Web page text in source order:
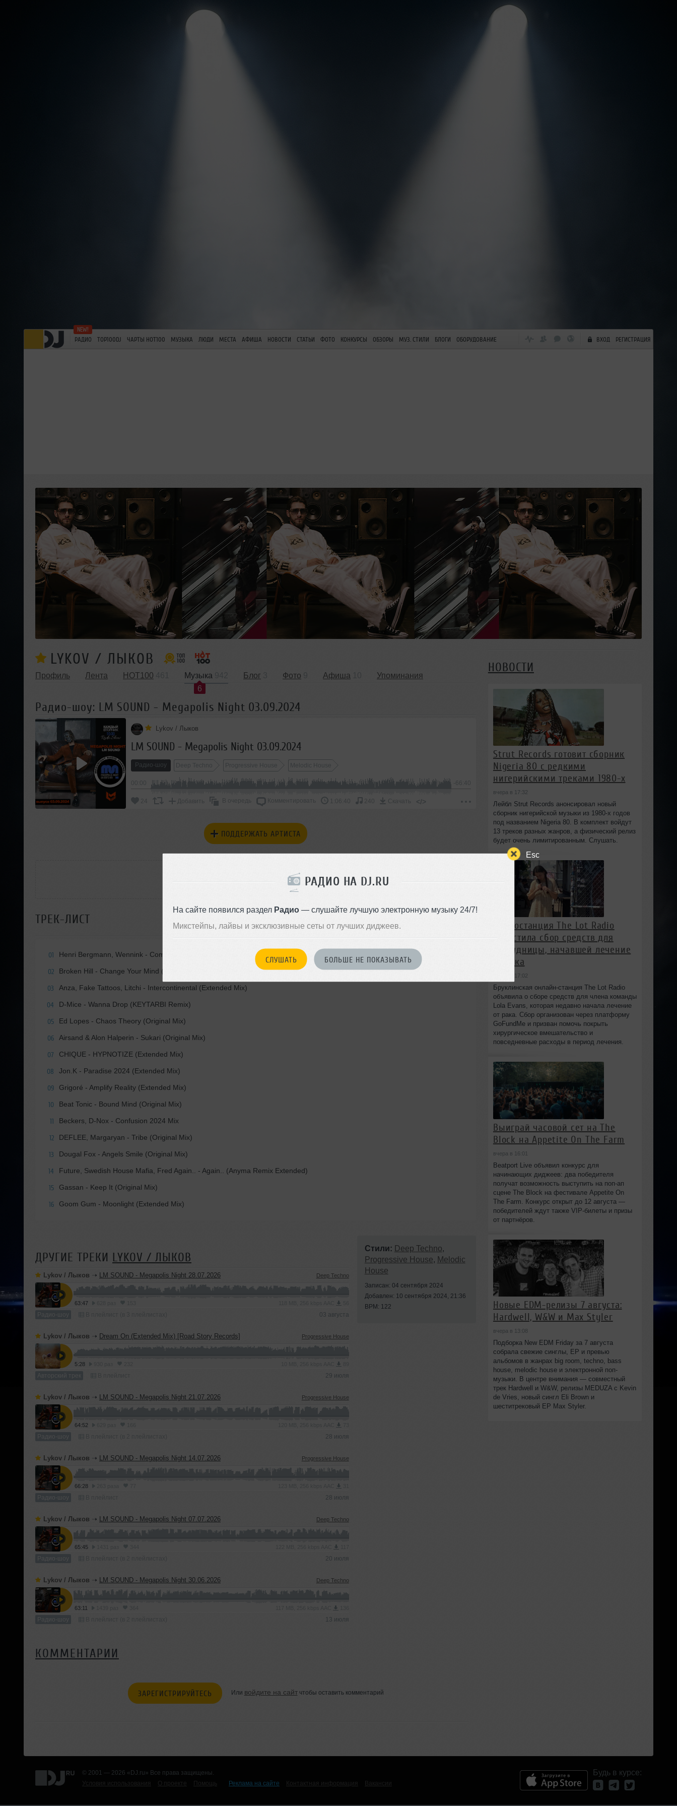
Esc
РАДИО НА DJ.RU
На сайте появился раздел Радио— слушайте лучшую электронную музыку 24/7!
Микстейпы, лайвы и эксклюзивные сеты от лучших диджеев.
СЛУШАТЬ БОЛЬШЕ НЕ ПОКАЗЫВАТЬ
РАДИО TOP100DJ ЧАРТЫ HOT100 МУЗЫКА ЛЮДИ МЕСТА АФИША НОВОСТИ СТАТЬИ ФОТО КОНКУРСЫ ОБЗОРЫ МУЗ. СТИЛИ БЛОГИ ОБОРУДОВАНИЕ ВХОД РЕГИСТРАЦИЯ
LYKOV / ЛЫКОВ
Профиль Лента HOT100
Музыка
6
Блог Фото Афиша Упоминания
Радио-шоу: LM SOUND - Megapolis Night 03.09.2024
Lykov / Лыков
LM SOUND - Megapolis Night 03.09.2024
Радио-шоу Deep Techno Progressive House Melodic House
-66:40
24 Добавить В очередь Комментировать 1:06:40 240 Скачать </>
ПОДДЕРЖАТЬ АРТИСТА
ТРЕК-ЛИСТ
01 Henri Bergmann, Wennink - Come On (Yet More Remix)
02 Broken Hill - Change Your Mind (Original Mix)
03 Anza, Fake Tattoos, Litchi - Intercontinental (Extended Mix)
04 D-Mice - Wanna Drop (KEYTARBI Remix)
05 Ed Lopes - Chaos Theory (Original Mix)
06 Airsand & Alon Halperin - Sukari (Original Mix)
07 CHIQUE - HYPNOTIZE (Extended Mix)
08 Jon.K - Paradise 2024 (Extended Mix)
09 Grigoré - Amplify Reality (Extended Mix)
10 Beat Tonic - Bound Mind (Original Mix)
11 Beckers, D-Nox - Confusion 2024 Mix
12 DEFLEE, Margaryan - Tribe (Original Mix)
13 Dougal Fox - Angels Smile (Original Mix)
14 Future, Swedish House Mafia, Fred Again.. - Again.. (Anyma Remix Extended)
15 Gassan - Keep It (Original Mix)
16 Goom Gum - Moonlight (Extended Mix)
ДРУГИЕ ТРЕКИ LYKOV / ЛЫКОВ
Lykov / Лыков ➝ LM SOUND - Megapolis Night 28.07.2026 Deep Techno
63:47
Радио-шоу 03 августа
Lykov / Лыков ➝ Dream On (Extended Mix) [Road Story Records] Progressive House
5:28
Авторский трек 29 июля
Lykov / Лыков ➝ LM SOUND - Megapolis Night 21.07.2026 Progressive House
64:52
Радио-шоу 28 июля
Lykov / Лыков ➝ LM SOUND - Megapolis Night 14.07.2026 Progressive House
66:28
Радио-шоу 28 июля
Lykov / Лыков ➝ LM SOUND - Megapolis Night 07.07.2026 Deep Techno
65:45
Радио-шоу 20 июля
Lykov / Лыков ➝ LM SOUND - Megapolis Night 30.06.2026 Deep Techno
63:11
Радио-шоу 13 июля
Стили: Deep Techno,
Progressive House, Melodic
House
Записан: 04 сентября 2024
Добавлен: 10 сентября 2024, 21:36
BPM: 122
КОММЕНТАРИИ
ЗАРЕГИСТРИРУЙТЕСЬ Или войдите на сайтчтобы оставить комментарий
НОВОСТИ
Strut Records готовит сборник
Nigeria 80 с редкими
нигерийскими треками 1980-х
вчера в 17:32
Лейбл Strut Records анонсировал новый
сборник нигерийской музыки из 1980-х годов
под названием Nigeria 80. В комплект войдут
13 треков разных жанров, а физический релиз
будет очень лимитированным. Слушать.
Радиостанция The Lot Radio
запустила сбор средств для
сотрудницы, начавшей лечение
от рака
вчера в 17:02
Бруклинская онлайн-станция The Lot Radio
объявила о сборе средств для члена команды
Lola Evans, которая недавно начала лечение
от рака. Сбор организован через платформу
GoFundMe и призван помочь покрыть
хирургическое вмешательство и
повседневные расходы в период лечения.
Выиграй часовой сет на The
Block на Appetite On The Farm
вчера в 16:01
Beatport Live объявил конкурс для
начинающих диджеев: два победителя
получат возможность выступить на поп‑ап
сцене The Block на фестивале Appetite On
The Farm. Конкурс открыт до 12 августа —
победителей ждут также VIP‑билеты и призы
от партнёров.
Новые EDM-релизы 7 августа:
Hardwell, W&W и Max Styler
вчера в 13:08
Подборка New EDM Friday за 7 августа
собрала свежие синглы, EP и превью
альбомов в жанрах big room, techno, bass
house, melodic house и электронной поп-
музыки. В центре внимания — совместный
трек Hardwell и W&W, релизы MEDUZA с Kevin
de Vries, новый сингл Eli Brown и
шеститрековый EP Max Styler.
© 2001 — 2026 «DJ.ru» Все права защищены.
Условия использования
О проекте Помощь Реклама на сайте Контактная информация Вакансии
Будь в курсе: